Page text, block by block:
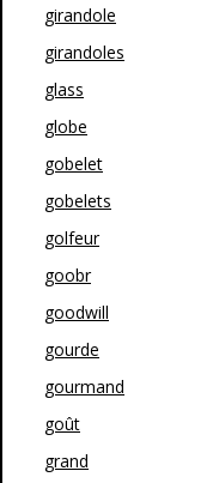
girandole
girandoles
glass
globe
gobelet
gobelets
golfeur
goobr
goodwill
gourde
gourmand
goût
grand